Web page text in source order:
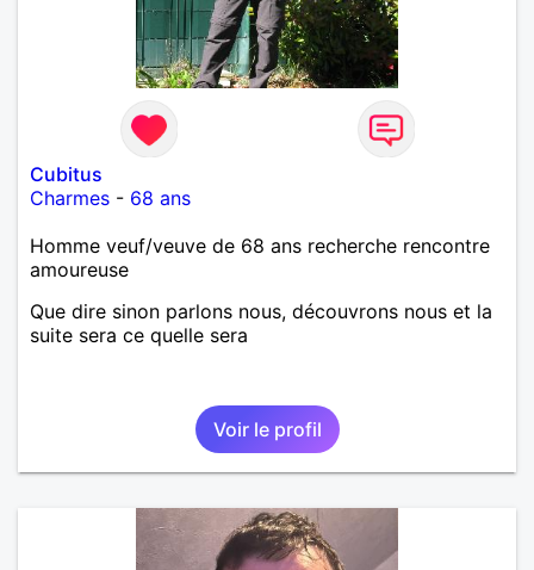
chance et je l’effacerai à « vitam eternam ».
Néanmoins, je suis un tout petit peu maniaque ainsi
qu’impatient. J’essaye de faire des efforts. Rien de
bien dramatique ! Du moins je le pense……Je suis un
homme facile à vivre. À vous si vous le souhaitez,
d’apprendre à me connaître davantage. J’en serai
ravi….A très bientôt je l’espère.
Cubitus
Charmes - 68 ans
Homme veuf/veuve de 68 ans recherche rencontre
amoureuse
Que dire sinon parlons nous, découvrons nous et la
suite sera ce quelle sera
Voir le profil